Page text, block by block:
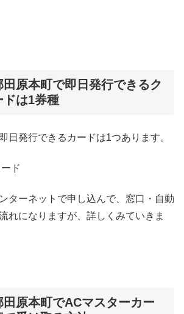
原本町で即日発行できるク
ドは1券種
日発行できるカードは1つあります。
ド
ターネットで申し込んで、窓口・自動
れになりますが、詳しくみていきま
原本町でACマスターカー